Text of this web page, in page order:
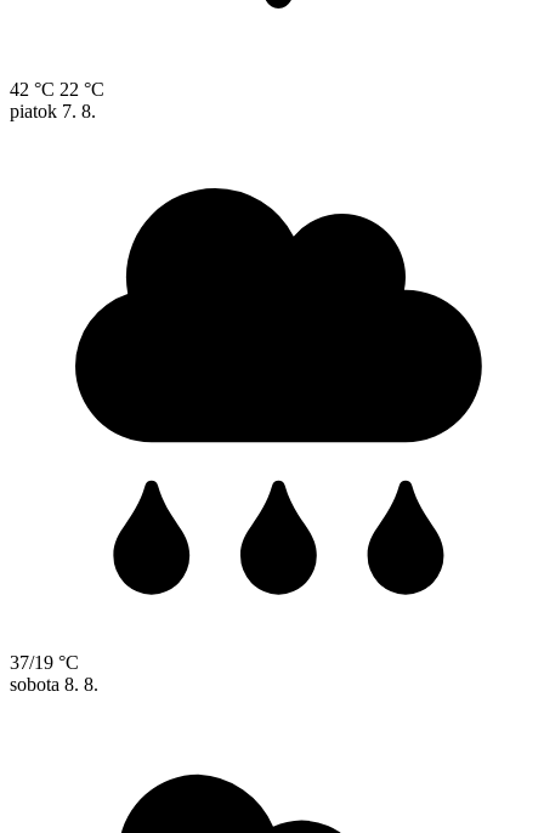
42 °C 22 °C
piatok 7. 8.
37/19 °C
sobota 8. 8.